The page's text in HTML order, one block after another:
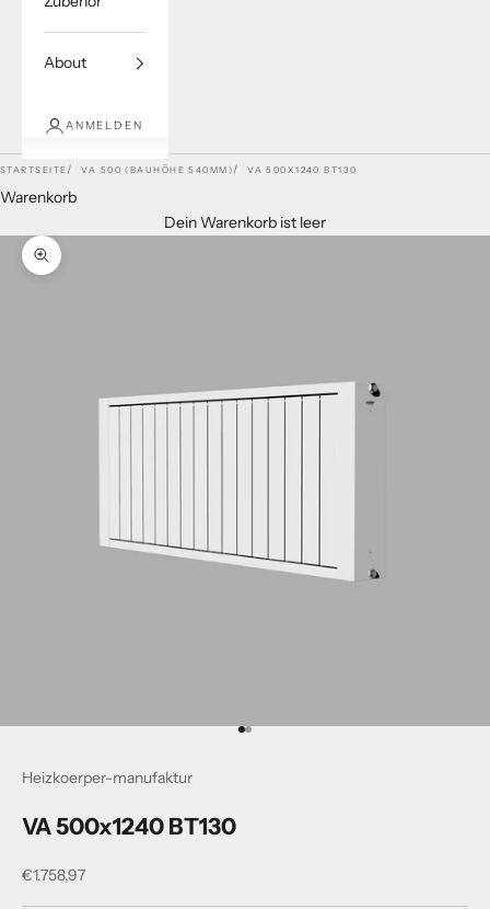
About
ANMELDEN
STARTSEITE VA 500 (BAUHÖHE 540MM) VA 500X1240 BT130
Warenkorb
Dein Warenkorb ist leer
Bild vergrößern
Gehe zu Element 1
Gehe zu Element 2
Heizkoerper-manufaktur
VA 500x1240 BT130
Angebot
€1.758,97